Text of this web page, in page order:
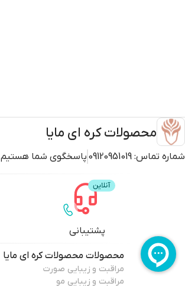
محصولات کره ای مایا
شماره تماس: 09120951019 پاسخگوی شما هستیم
پشتیبانی
محصولات محصولات کره ای مایا
مراقبت و زیبایی صورت
مراقبت و زیبایی مو